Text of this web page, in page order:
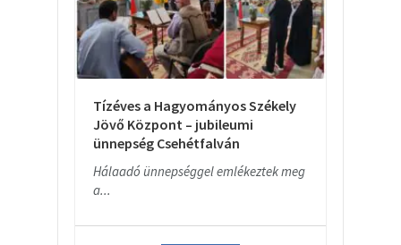
Tízéves a Hagyományos Székely
Jövő Központ – jubileumi
ünnepség Csehétfalván
Hálaadó ünnepséggel emlékeztek meg
a...